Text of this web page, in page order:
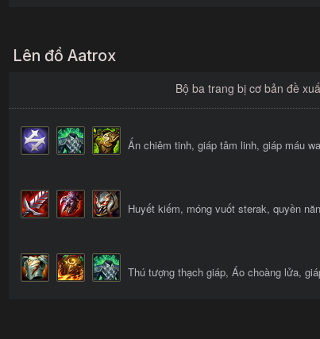
Lên đồ Aatrox
Bộ ba trang bị cơ bản đề
Ấn chiêm tinh, giáp tâm linh, giáp máu
Huyết kiếm, móng vuốt sterak, quyền
Thú tượng thạch giáp, Áo choàng lửa,